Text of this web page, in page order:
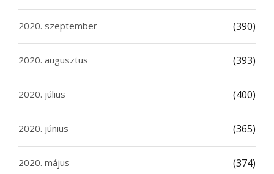
2020. szeptember (390)
2020. augusztus (393)
2020. július (400)
2020. június (365)
2020. május (374)